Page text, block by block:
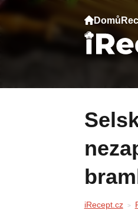
Domů
Selská výplata – prastarý recept k
iRecept.cz